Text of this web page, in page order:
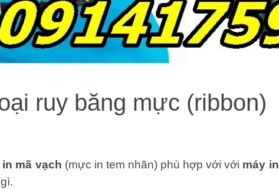
ruy băng mực (ribbon)
mã vạch (mực in tem nhãn) phù hợp với với máy in